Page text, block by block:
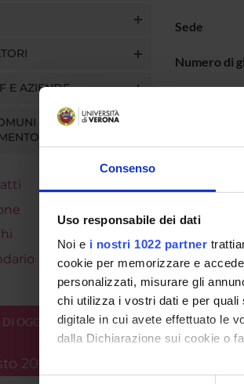
Consenso
Uso responsabile dei dati
Noi e i nostri 1022 partner
cookie per memorizzare e
personalizzati, misurare gli
chi utilizza i vostri dati e per
digitale in cui avete effettuato le
dalla Dichiarazione sui cookie o
Con il tuo consenso, vorremmo
E AZIENDE
DEL
OGGI
2026
Sede
Numero di
Aree
Fa parte di
Categoria